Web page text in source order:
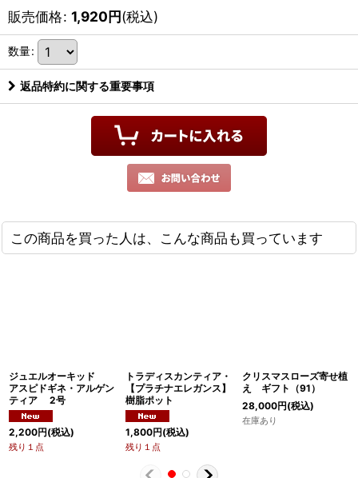
販売価格: 1,920円(税込)
数量:
返品特約に関する重要事項
この商品を買った人は、こんな商品も買っています
ジュエルオーキッド
アスピドギネ・アルゲン
ティア 2号
2,200円(税込)
残り１点
トラディスカンティア・
【プラチナエレガンス】
樹脂ポット
1,800円(税込)
残り１点
クリスマスローズ寄せ植
え ギフト（91）
28,000円(税込)
在庫あり